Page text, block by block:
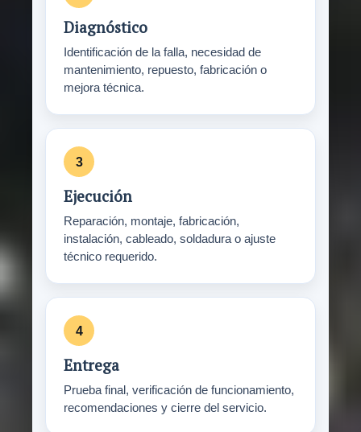
Diagnóstico
Identificación de la falla, necesidad de
mantenimiento, repuesto, fabricación o
mejora técnica.
Ejecución
Reparación, montaje, fabricación,
instalación, cableado, soldadura o ajuste
técnico requerido.
Entrega
Prueba final, verificación de funcionamiento,
recomendaciones y cierre del servicio.